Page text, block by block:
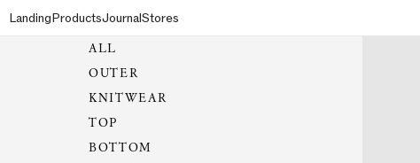
LandingProductsJournalStores
ALL
OUTER
KNITWEAR
TOP
BOTTOM